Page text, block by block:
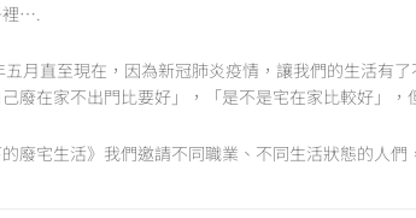
裡….
五月直至現在，因為新冠肺炎疫情，讓我們的生活有
廢在家不出門比要好」，「是不是宅在家比較好」，
廢宅生活》我們邀請不同職業、不同生活狀態的人